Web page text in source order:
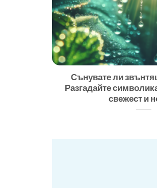
Сънувате ли
Разгадайте
свежест и